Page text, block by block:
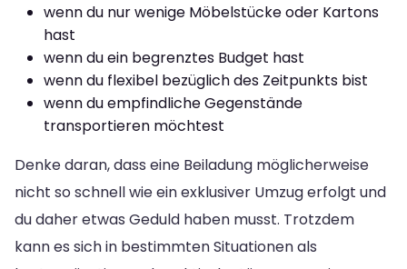
wenn du nur wenige Möbelstücke oder Kartons
hast
wenn du ein begrenztes Budget hast
wenn du flexibel bezüglich des Zeitpunkts bist
wenn du empfindliche Gegenstände
transportieren möchtest
Denke daran, dass eine Beiladung möglicherweise
nicht so schnell wie ein exklusiver Umzug erfolgt und
du daher etwas Geduld haben musst. Trotzdem
kann es sich in bestimmten Situationen als